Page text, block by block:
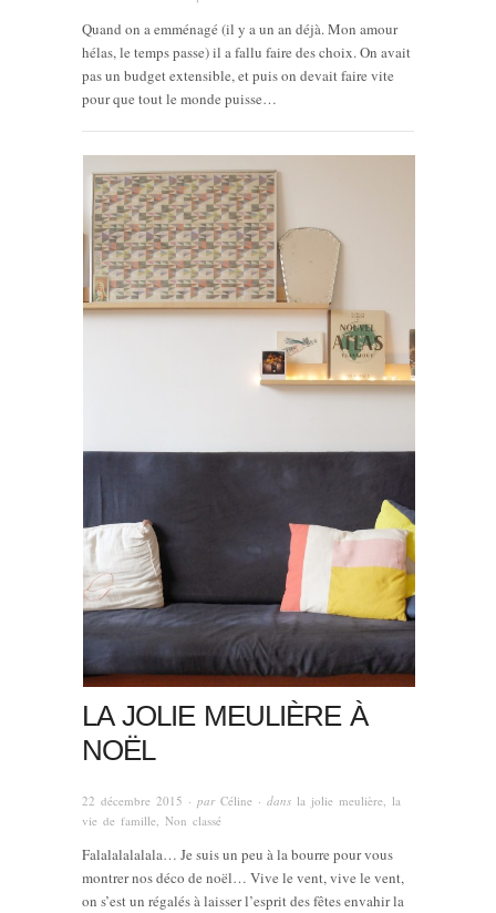
Quand on a emménagé (il y a un an déjà. Mon amour
hélas, le temps passe) il a fallu faire des choix. On avait
pas un budget extensible, et puis on devait faire vite
pour que tout le monde puisse…
LA JOLIE MEULIÈRE À
NOËL
22 décembre 2015 · par Céline · dans la jolie meulière, la
vie de famille, Non classé
Falalalalalala… Je suis un peu à la bourre pour vous
montrer nos déco de noël… Vive le vent, vive le vent,
on s’est un régalés à laisser l’esprit des fêtes envahir la